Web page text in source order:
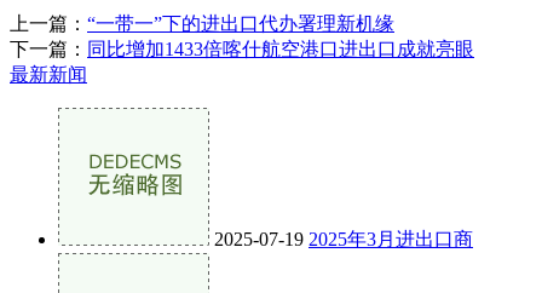
上一篇： “一带一”下的进出口代办署理新机缘
下一篇： 同比增加1433倍喀什航空港口进出口成就亮眼
最新新闻
2025-07-19 2025年3月进出口商